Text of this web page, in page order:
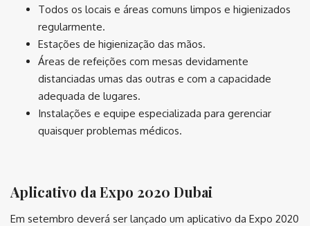
Todos os locais e áreas comuns limpos e higienizados
regularmente.
Estações de higienização das mãos.
Áreas de refeições com mesas devidamente
distanciadas umas das outras e com a capacidade
adequada de lugares.
Instalações e equipe especializada para gerenciar
quaisquer problemas médicos.
Aplicativo da Expo 2020 Dubai
Em setembro deverá ser lançado um aplicativo da Expo 2020